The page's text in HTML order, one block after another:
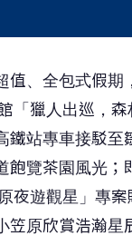
值、全包式假期
「獵人出巡，森
站專車接駁至
飽覽茶園風光；
夜遊觀星」專案
笠原欣賞浩瀚星